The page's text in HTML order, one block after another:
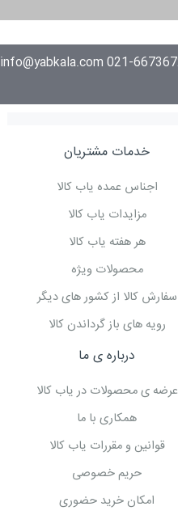
خدمات مشتریان
اجناس عمده یاب کالا
مزایدات یاب کالا
هر هفته یاب کالا
محصولات ویژه
سفارش کالا از کشور های دیگر
رویه های باز گرداندن کالا
درباره ی ما
عرضه ی محصولات در یاب کالا
همکاری با ما
قوانین و مقررات یاب کالا
حریم خصوصی
امکان خرید حضوری